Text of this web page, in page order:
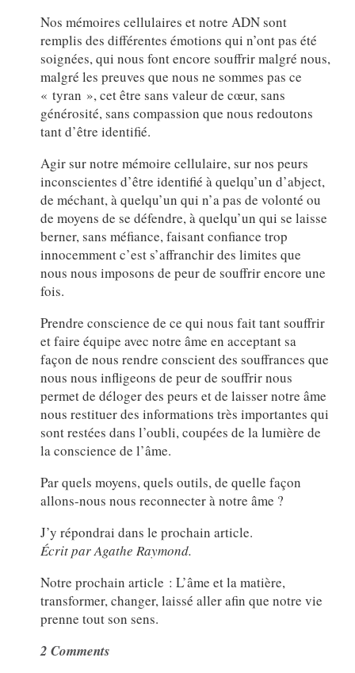
Nos mémoires cellulaires et notre ADN sont
remplis des différentes émotions qui n’ont pas été
soignées, qui nous font encore souffrir malgré nous,
malgré les preuves que nous ne sommes pas ce
« tyran », cet être sans valeur de cœur, sans
générosité, sans compassion que nous redoutons
tant d’être identifié.
Agir sur notre mémoire cellulaire, sur nos peurs
inconscientes d’être identifié à quelqu’un d’abject,
de méchant, à quelqu’un qui n’a pas de volonté ou
de moyens de se défendre, à quelqu’un qui se laisse
berner, sans méfiance, faisant confiance trop
innocemment c’est s’affranchir des limites que
nous nous imposons de peur de souffrir encore une
fois.
Prendre conscience de ce qui nous fait tant souffrir
et faire équipe avec notre âme en acceptant sa
façon de nous rendre conscient des souffrances que
nous nous infligeons de peur de souffrir nous
permet de déloger des peurs et de laisser notre âme
nous restituer des informations très importantes qui
sont restées dans l’oubli, coupées de la lumière de
la conscience de l’âme.
Par quels moyens, quels outils, de quelle façon
allons-nous nous reconnecter à notre âme ?
J’y répondrai dans le prochain article.
Écrit par Agathe Raymond.
Notre prochain article : L’âme et la matière,
transformer, changer, laissé aller afin que notre vie
prenne tout son sens.
2 Comments